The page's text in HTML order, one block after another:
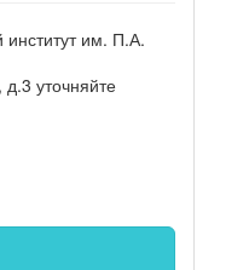
институт им. П.А.
д.3 уточняйте